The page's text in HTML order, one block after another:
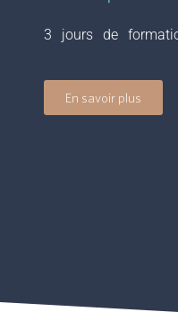
3 jours de
En savoir plus